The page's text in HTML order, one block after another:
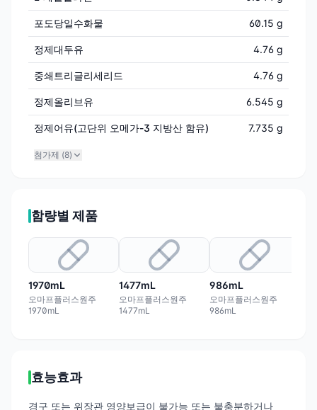
포도당일수화물 60.15 g
정제대두유 4.76 g
중쇄트리글리세리드 4.76 g
정제올리브유 6.545 g
정제어유(고단위 오메가-3 지방산 함유) 7.735 g
첨가제 (8)
함량별 제품
1970mL
오마프플러스원주
1970mL
1477mL
오마프플러스원주
1477mL
986mL
오마프플러스원주
986mL
효능효과
경구 또는 위장관 영양보급이 불가능 또는 불충분하거나